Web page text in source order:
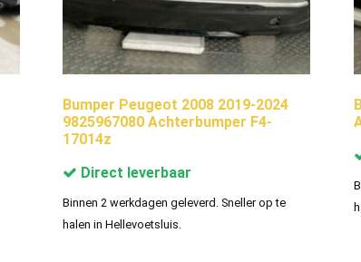
Bumper Peugeot 2008 2019-2024
9825967080 Achterbumper F4-
17014z
Direct leverbaar
Binnen 2 werkdagen geleverd. Sneller op te
halen in Hellevoetsluis.